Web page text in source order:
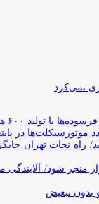
نمی‌کرد
حدود ۱۹ سال طول می‌کشد
در
راه نجات تهران
منجر شود/
بدون تبعیض